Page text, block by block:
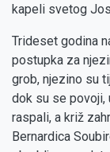
kapeli svetog
Trideset godina
postupka za
grob, njezino su
dok su se povoji,
raspali, a križ
Bernardica